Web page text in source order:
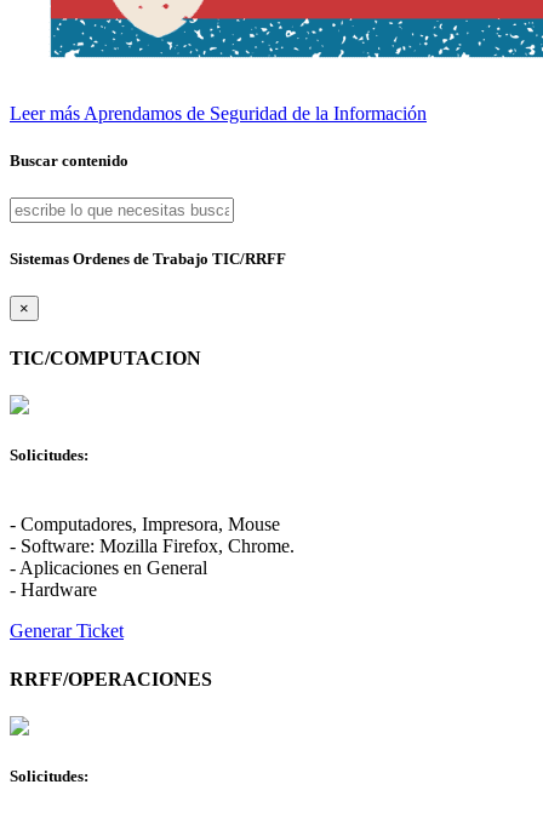
Leer más Aprendamos de Seguridad de la Información
Buscar contenido
Sistemas Ordenes de Trabajo TIC/RRFF
×
TIC/COMPUTACION
Solicitudes:
- Computadores, Impresora, Mouse
- Software: Mozilla Firefox, Chrome.
- Aplicaciones en General
- Hardware
Generar Ticket
RRFF/OPERACIONES
Solicitudes: